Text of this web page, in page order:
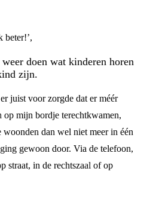
beter!’,
doen wat kinderen horen
zijn.
juist voor zorgde dat er méér
mijn bordje terechtkwamen,
dan wel niet meer in één
gewoon door. Via de telefoon,
straat, in de rechtszaal of op